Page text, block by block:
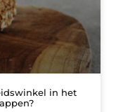
in het